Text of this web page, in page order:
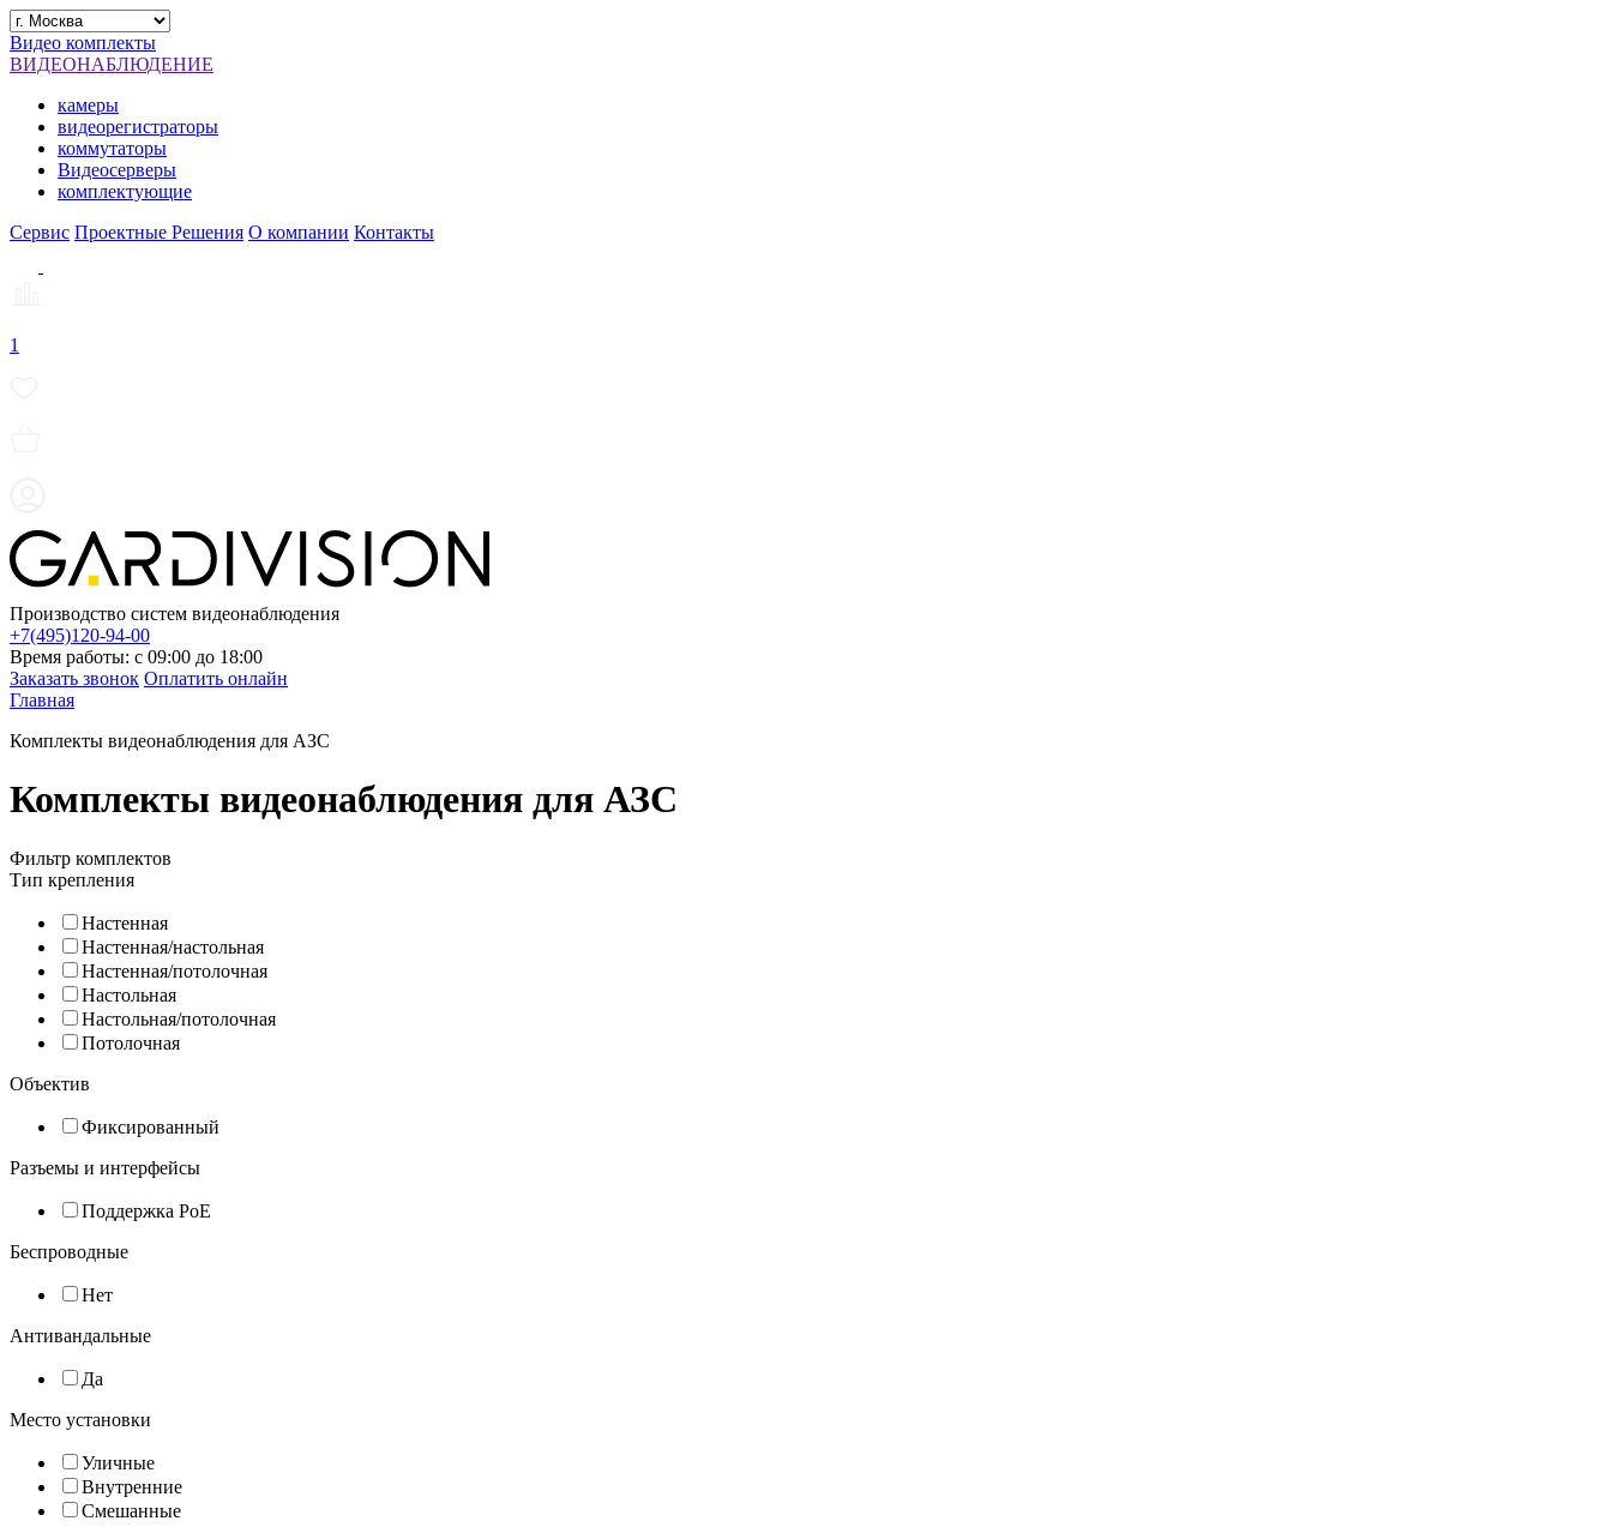
Видео комплекты
ВИДЕОНАБЛЮДЕНИЕ
камеры
видеорегистраторы
коммутаторы
Видеосерверы
комплектующие
Сервис Проектные Решения О компании Контакты
1
Производство систем видеонаблюдения
+7(495)120-94-00
Время работы: с 09:00 до 18:00
Заказать звонок Оплатить онлайн
Главная
Комплекты видеонаблюдения для АЗС
Комплекты видеонаблюдения для АЗС
Фильтр комплектов
Тип крепления
Настенная
Настенная/настольная
Настенная/потолочная
Настольная
Настольная/потолочная
Потолочная
Объектив
Фиксированный
Разъемы и интерфейсы
Поддержка PoE
Беспроводные
Нет
Антивандальные
Да
Место установки
Уличные
Внутренние
Смешанные